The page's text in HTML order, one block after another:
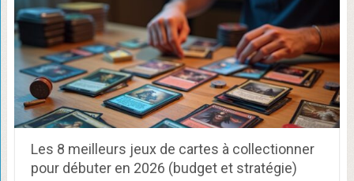
Les 8 meilleurs jeux de cartes à collectionner
pour débuter en 2026 (budget et stratégie)